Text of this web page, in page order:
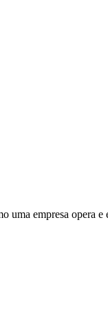
uma empresa opera e